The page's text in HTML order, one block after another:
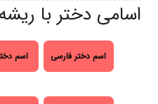
اسامی دختر با
اسم دختر فارسی اسم